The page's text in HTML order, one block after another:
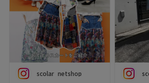
scolar_netshop